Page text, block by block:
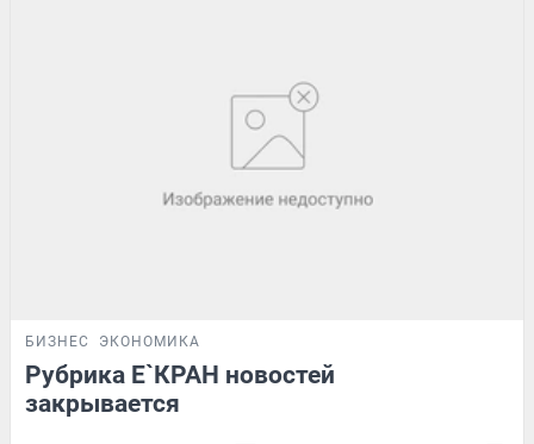
БИЗНЕС ЭКОНОМИКА
Рубрика E`КРАН новостей
закрывается